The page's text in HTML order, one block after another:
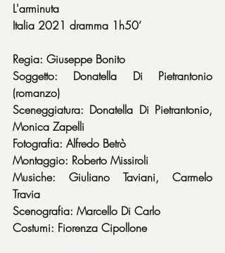
L'arminuta
Italia 2021 dramma 1h50’
Regia: Giuseppe Bonito
Soggetto: Donatella Di Pietrantonio
(romanzo)
Sceneggiatura: Donatella Di Pietrantonio,
Monica Zapelli
Fotografia: Alfredo Betrò
Montaggio: Roberto Missiroli
Musiche: Giuliano Taviani, Carmelo
Travia
Scenografia: Marcello Di Carlo
Costumi: Fiorenza Cipollone